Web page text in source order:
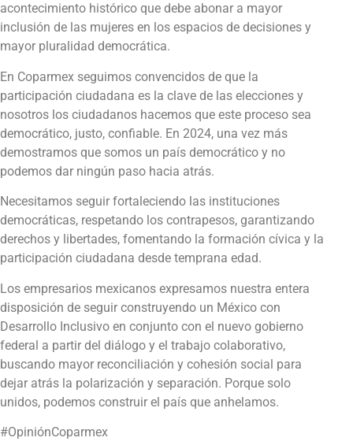
acontecimiento histórico que debe abonar a mayor
inclusión de las mujeres en los espacios de decisiones y
mayor pluralidad democrática.
En Coparmex seguimos convencidos de que la
participación ciudadana es la clave de las elecciones y
nosotros los ciudadanos hacemos que este proceso sea
democrático, justo, confiable. En 2024, una vez más
demostramos que somos un país democrático y no
podemos dar ningún paso hacia atrás.
Necesitamos seguir fortaleciendo las instituciones
democráticas, respetando los contrapesos, garantizando
derechos y libertades, fomentando la formación cívica y la
participación ciudadana desde temprana edad.
Los empresarios mexicanos expresamos nuestra entera
disposición de seguir construyendo un México con
Desarrollo Inclusivo en conjunto con el nuevo gobierno
federal a partir del diálogo y el trabajo colaborativo,
buscando mayor reconciliación y cohesión social para
dejar atrás la polarización y separación. Porque solo
unidos, podemos construir el país que anhelamos.
#OpiniónCoparmex